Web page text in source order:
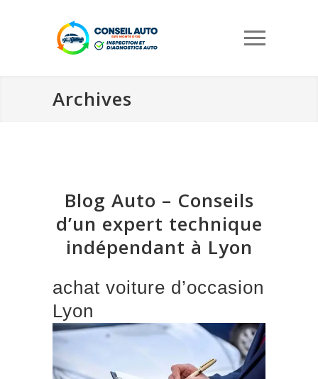
Archives
Blog Auto – Conseils
d’un expert technique
indépendant à Lyon
achat voiture d’occasion
Lyon